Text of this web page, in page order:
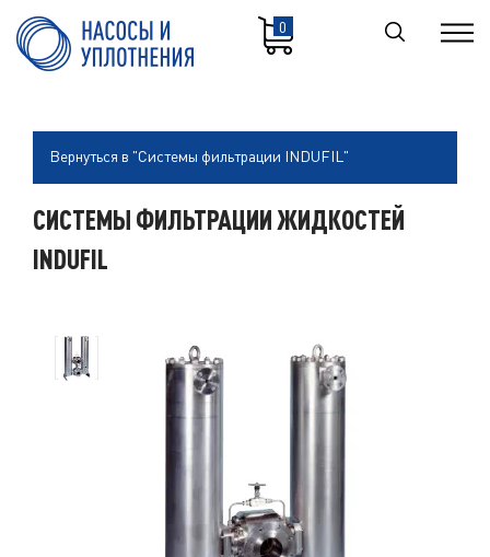
0
Вернуться в "Системы фильтрации INDUFIL"
СИСТЕМЫ ФИЛЬТРАЦИИ ЖИДКОСТЕЙ
INDUFIL